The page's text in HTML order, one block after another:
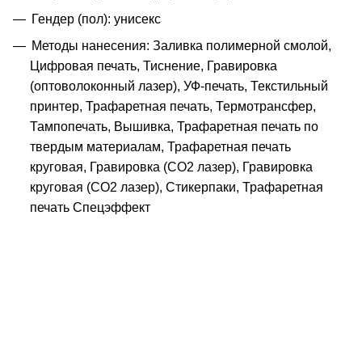
Гендер (пол): унисекс
Методы нанесения: Заливка полимерной смолой,
Цифровая печать, Тиснение, Гравировка
(оптоволоконный лазер), УФ-печать, Текстильный
принтер, Трафаретная печать, Термотрансфер,
Тампопечать, Вышивка, Трафаретная печать по
твердым материалам, Трафаретная печать
круговая, Гравировка (CO2 лазер), Гравировка
круговая (CO2 лазер), Стикерпаки, Трафаретная
печать Спецэффект